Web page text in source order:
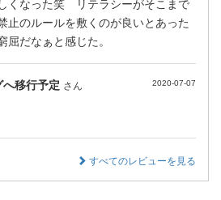
くなった笑 リテラシーがそこまで
止のルールを敷くのが良いとあった
屈だなぁと感じた。
へ移行予定 さん 2020-07-07
すべてのレビューを見る